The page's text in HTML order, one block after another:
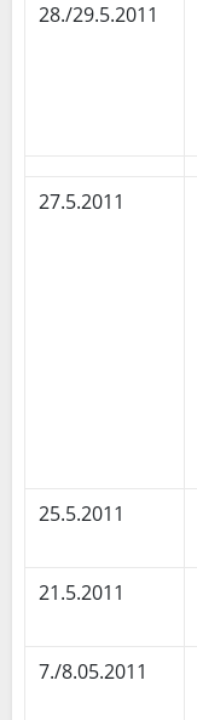
28./29.5.2011
27.5.2011
25.5.2011
21.5.2011
7./8.05.2011